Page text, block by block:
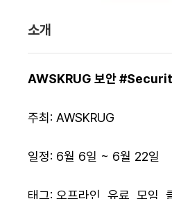
소개
AWSKRUG 보안
주최: AWSKRUG
일정: 6월 6일 ~ 6월 22일
태그: 오프라인, 유료, 모임,